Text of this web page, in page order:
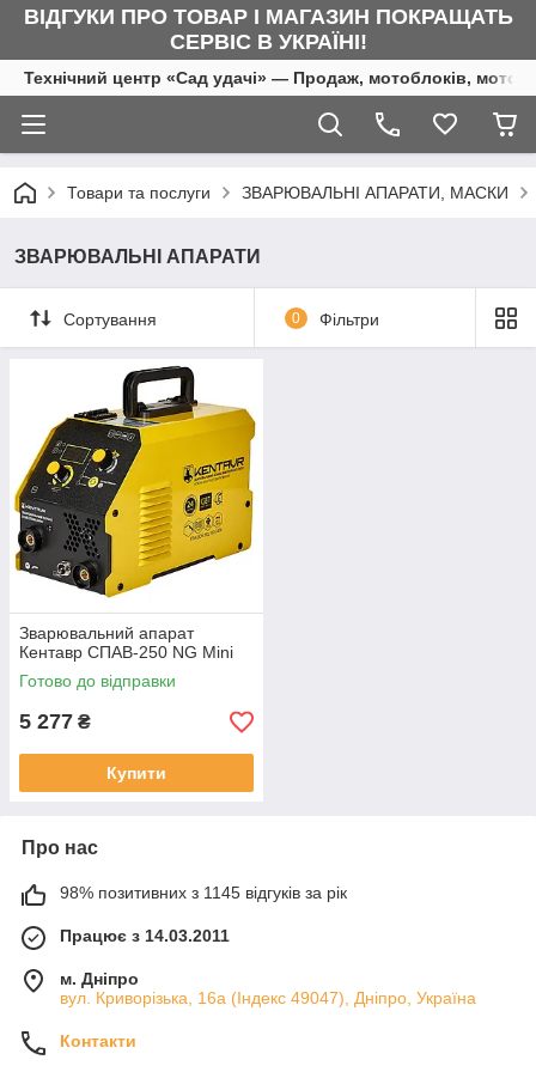
ВІДГУКИ ПРО ТОВАР І МАГАЗИН ПОКРАЩАТЬ
СЕРВІС В УКРАЇНІ!
Технічний центр «Сад удачі» — Продаж, мотоблоків,
Товари та послуги ЗВАРЮВАЛЬНІ АПАРАТИ, МАСКИ
ЗВАРЮВАЛЬНІ АПАРАТИ
Сортування 0 Фільтри
Зварювальний апарат
Кентавр СПАВ-250 NG Mini
Готово до відправки
5 277 ₴
Купити
Про нас
98% позитивних з 1145 відгуків за рік
Працює з 14.03.2011
м. Дніпро
вул. Криворізька, 16а (Індекс 49047), Дніпро, Україна
Контакти